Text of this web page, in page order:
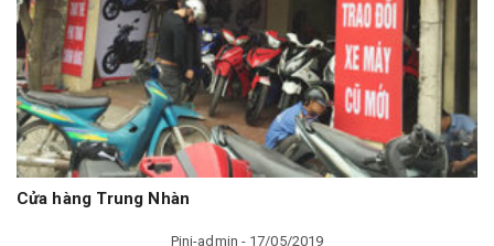
Cửa hàng Trung Nhàn
Pini-admin - 17/05/2019